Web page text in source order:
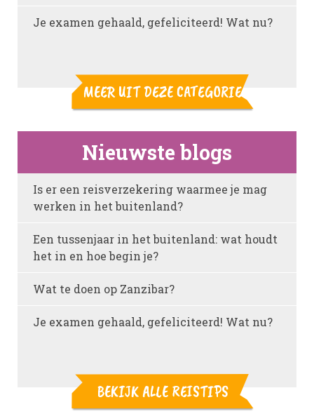
Je examen gehaald, gefeliciteerd! Wat nu?
MEER UIT DEZE CATEGORIE
Nieuwste blogs
Is er een reisverzekering waarmee je mag
werken in het buitenland?
Een tussenjaar in het buitenland: wat houdt
het in en hoe begin je?
Wat te doen op Zanzibar?
Je examen gehaald, gefeliciteerd! Wat nu?
BEKIJK ALLE REISTIPS